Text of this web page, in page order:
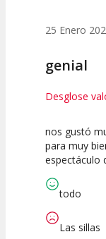
25 Enero
genial
Desglose
10
Calidad del
nos gustó
para muy
espectáculo
todo
Las sillas